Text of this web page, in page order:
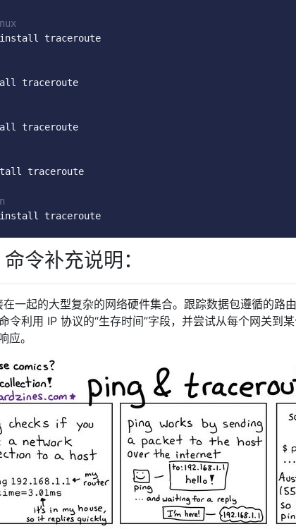
install traceroute
traceroute
traceroute
traceroute
install traceroute
令补充说明：
一起的大型复杂的网络硬件集合。跟踪数据包遵循的路
令利用 IP 协议的“生存时间”字段，并尝试从每个网关到
应。